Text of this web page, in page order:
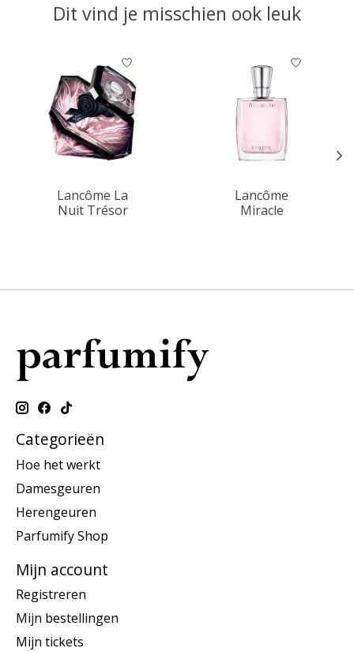
Dit vind je misschien ook leuk
Items van productcarrousel
Lancôme La
Nuit Trésor
Lancôme
Miracle
Categorieën
Hoe het werkt
Damesgeuren
Herengeuren
Parfumify Shop
Mijn account
Registreren
Mijn bestellingen
Mijn tickets